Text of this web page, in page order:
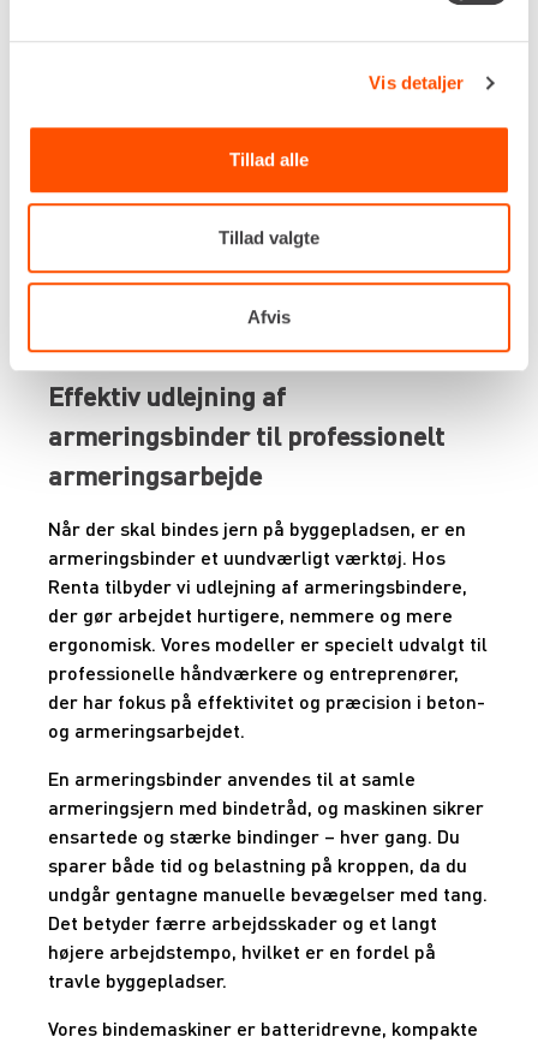
Vis detaljer
Tillad alle
Tillad valgte
Afvis
0,53 m/s²
Pr. dag DKK 658,00
Renta udlejer kun til erhverv. Gyldigt CVR-
nummer er påkrævet.
Flere informationer
Effektiv udlejning af
armeringsbinder til professionelt
armeringsarbejde
Når der skal bindes jern på byggepladsen, er en
armeringsbinder et uundværligt værktøj. Hos
Renta tilbyder vi udlejning af armeringsbindere,
der gør arbejdet hurtigere, nemmere og mere
ergonomisk. Vores modeller er specielt udvalgt til
professionelle håndværkere og entreprenører,
der har fokus på effektivitet og præcision i beton-
og armeringsarbejdet.
En armeringsbinder anvendes til at samle
armeringsjern med bindetråd, og maskinen sikrer
ensartede og stærke bindinger – hver gang. Du
sparer både tid og belastning på kroppen, da du
undgår gentagne manuelle bevægelser med tang.
Det betyder færre arbejdsskader og et langt
højere arbejdstempo, hvilket er en fordel på
travle byggepladser.
Vores bindemaskiner er batteridrevne, kompakte